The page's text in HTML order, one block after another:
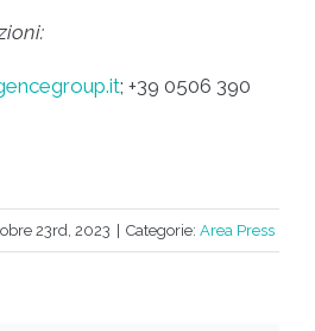
; +39 0506 390
23rd, 2023 Categorie: Area Press